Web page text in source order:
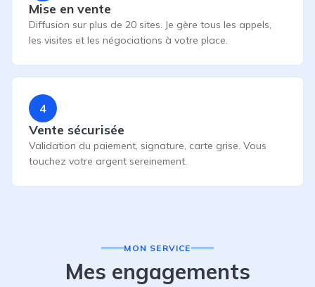
Mise en vente
Diffusion sur plus de 20 sites. Je gère tous les appels,
les visites et les négociations à votre place.
4
Vente sécurisée
Validation du paiement, signature, carte grise. Vous
touchez votre argent sereinement.
MON SERVICE
Mes engagements